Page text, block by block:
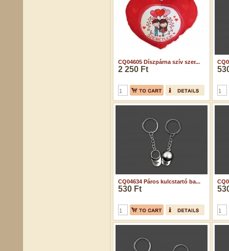
CQ04605 Díszpárna szív szer...
2 250 Ft
CQ04634 Páros kulcstartó ba...
530 Ft